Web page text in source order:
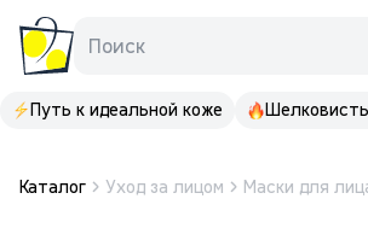
Поиск
Путь к идеальной коже
Каталог Уход за лицом Маски для